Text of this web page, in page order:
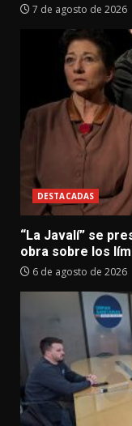
7 de agosto de 2026
DESTACADAS
“La Javalí” se
obra sobre los
6 de agosto de 2026